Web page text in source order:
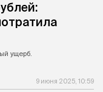
ущерб.
9 июня 2025, 10:59